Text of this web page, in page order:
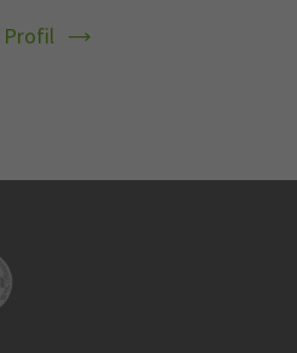
Profil